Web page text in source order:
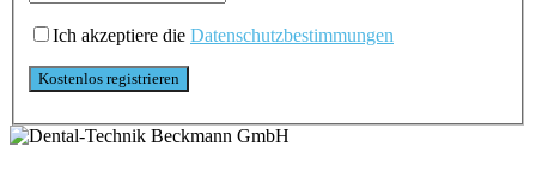
Ich akzeptiere die Datenschutzbestimmungen